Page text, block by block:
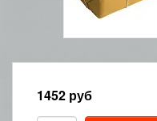
1452 руб